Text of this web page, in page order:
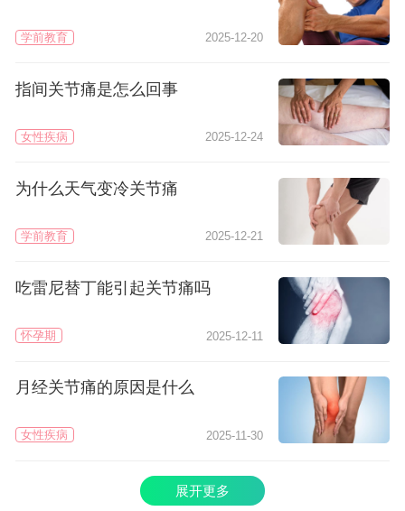
学前教育 2025-12-20
指间关节痛是怎么回事
女性疾病 2025-12-24
为什么天气变冷关节痛
学前教育 2025-12-21
吃雷尼替丁能引起关节痛吗
怀孕期 2025-12-11
月经关节痛的原因是什么
女性疾病 2025-11-30
展开更多